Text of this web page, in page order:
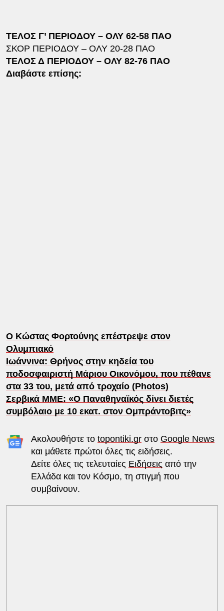
ΤΕΛΟΣ Γ’ ΠΕΡΙΟΔΟΥ – ΟΛΥ 62-58 ΠΑΟ
ΣΚΟΡ ΠΕΡΙΟΔΟΥ – ΟΛΥ 20-28 ΠΑΟ
ΤΕΛΟΣ Δ ΠΕΡΙΟΔΟΥ – ΟΛΥ 82-76 ΠΑΟ
Διαβάστε επίσης:
Ο Κώστας Φορτούνης επέστρεψε στον
Ολυμπιακό
Ιωάννινα: Θρήνος στην κηδεία του
ποδοσφαιριστή Μάριου Οικονόμου, που πέθανε
στα 33 του, μετά από τροχαίο (Photos)
Σερβικά ΜΜΕ: «Ο Παναθηναϊκός δίνει διετές
συμβόλαιο με 10 εκατ. στον Ομπράντοβιτς»
Ακολουθήστε το topontiki.grστο Google News
και μάθετε πρώτοι όλες τις ειδήσεις.
Δείτε όλες τις τελευταίες Ειδήσεις από την
Ελλάδα και τον Κόσμο, τη στιγμή που
συμβαίνουν.